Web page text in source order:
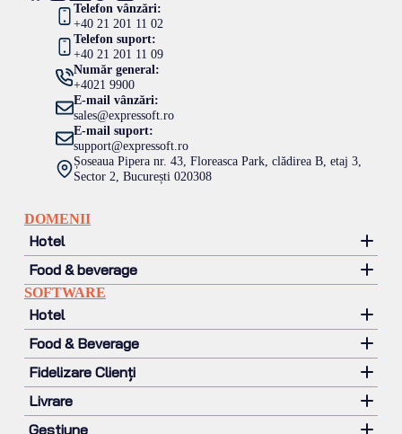
Telefon vânzări:
+40 21 201 11 02
Telefon suport:
+40 21 201 11 09
Număr general:
+4021 9900
E-mail vânzări:
sales@expressoft.ro
E-mail suport:
support@expressoft.ro
Șoseaua Pipera nr. 43, Floreasca Park, clădirea B, etaj 3,
Sector 2, București 020308
DOMENII
Hotel
Hotel
Motel
Pensiune
Lant hotelier
Food & beverage
Restaurant
Pizzerie
Fast food
Contină și terase
Cafenea si ceainarie
Tonetă & Food Truck
SOFTWARE
Hotel
Management hotelier
Management venituri
Website Rezervări Online
Channel manager
Food & Beverage
Sistem POS
Mobile POS
Self Payment
Fidelizare Clienți
CRM
Livrare
Gestiune